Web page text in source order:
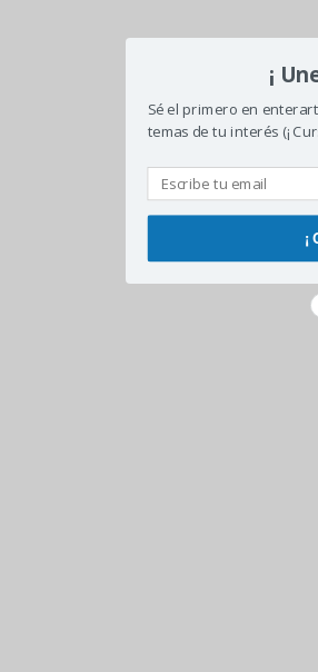
¡
Sé el primero en
temas de tu interés (¡
¡